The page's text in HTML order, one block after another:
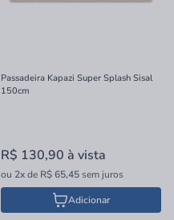
Passadeira Kapazi Super Splash Sisal
150cm
R$ 130,90 à vista
ou 2xde R$ 65,45sem juros
Adicionar